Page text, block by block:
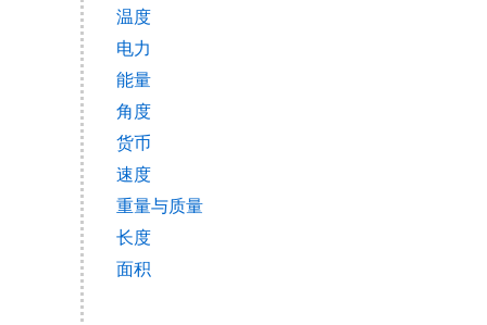
温度
电力
能量
角度
货币
速度
重量与质量
长度
面积